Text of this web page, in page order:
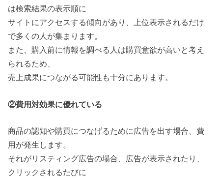
は検索結果の表示順に
サイトにアクセスする傾向があり、上位表示されるだけ
で多くの人が集まります。
また、購入前に情報を調べる人は購買意欲が高いと考え
られるため、
売上成果につながる可能性も十分にあります。
②費用対効果に優れている
商品の認知や購買につなげるために広告を出す場合、費
用が発生します。
それがリスティング広告の場合、広告が表示されたり、
クリックされるたびに